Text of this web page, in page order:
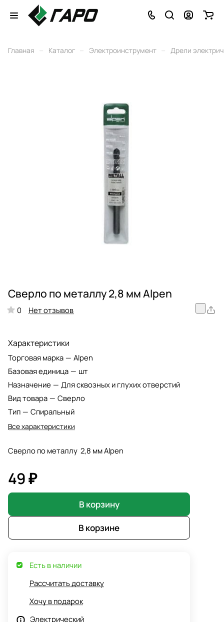
Главная – Каталог – Электроинструмент – Дрели
Сверло по металлу 2,8 мм Alpen
0 Нет отзывов
Характеристики
Торговая марка — Alpen
Базовая единица — шт
Назначение — Для сквозных и глухих отверстий
Вид товара — Сверло
Тип — Спиральный
Все характеристики
Сверло по металлу 2,8 мм Alpen
49 ₽
В корзину
В корзине
Есть в наличии
Рассчитать доставку
Хочу в подарок
Электрический